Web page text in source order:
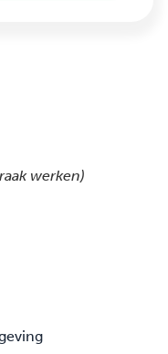
werken)